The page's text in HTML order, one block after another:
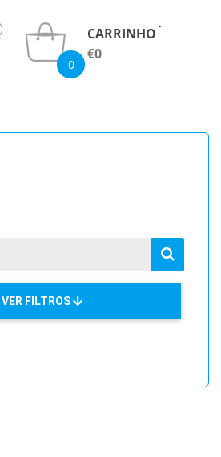
0
CARRINHO
€0
VER FILTROS